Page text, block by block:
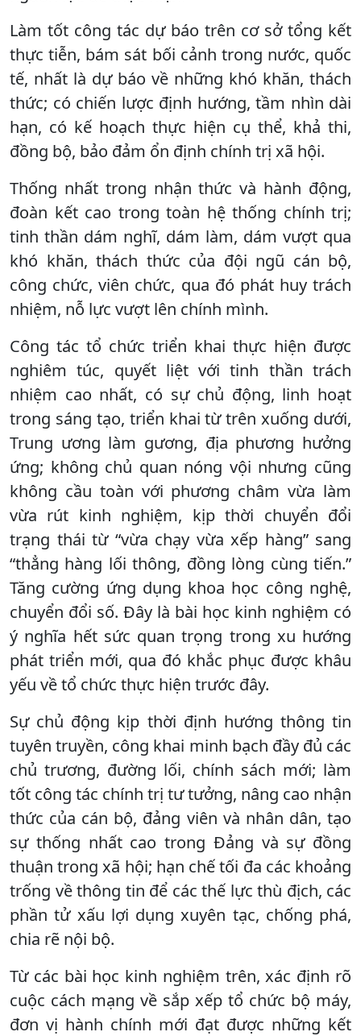
Làm tốt công tác dự báo trên cơ sở tổng kết
thực tiễn, bám sát bối cảnh trong nước, quốc
tế, nhất là dự báo về những khó khăn, thách
thức; có chiến lược định hướng, tầm nhìn dài
hạn, có kế hoạch thực hiện cụ thể, khả thi,
đồng bộ, bảo đảm ổn định chính trị xã hội.
Thống nhất trong nhận thức và hành động,
đoàn kết cao trong toàn hệ thống chính trị;
tinh thần dám nghĩ, dám làm, dám vượt qua
khó khăn, thách thức của đội ngũ cán bộ,
công chức, viên chức, qua đó phát huy trách
nhiệm, nỗ lực vượt lên chính mình.
Công tác tổ chức triển khai thực hiện được
nghiêm túc, quyết liệt với tinh thần trách
nhiệm cao nhất, có sự chủ động, linh hoạt
trong sáng tạo, triển khai từ trên xuống dưới,
Trung ương làm gương, địa phương hưởng
ứng; không chủ quan nóng vội nhưng cũng
không cầu toàn với phương châm vừa làm
vừa rút kinh nghiệm, kịp thời chuyển đổi
trạng thái từ “vừa chạy vừa xếp hàng” sang
“thẳng hàng lối thông, đồng lòng cùng tiến.”
Tăng cường ứng dụng khoa học công nghệ,
chuyển đổi số. Đây là bài học kinh nghiệm có
ý nghĩa hết sức quan trọng trong xu hướng
phát triển mới, qua đó khắc phục được khâu
yếu về tổ chức thực hiện trước đây.
Sự chủ động kịp thời định hướng thông tin
tuyên truyền, công khai minh bạch đầy đủ các
chủ trương, đường lối, chính sách mới; làm
tốt công tác chính trị tư tưởng, nâng cao nhận
thức của cán bộ, đảng viên và nhân dân, tạo
sự thống nhất cao trong Đảng và sự đồng
thuận trong xã hội; hạn chế tối đa các khoảng
trống về thông tin để các thế lực thù địch, các
phần tử xấu lợi dụng xuyên tạc, chống phá,
chia rẽ nội bộ.
Từ các bài học kinh nghiệm trên, xác định rõ
cuộc cách mạng về sắp xếp tổ chức bộ máy,
đơn vị hành chính mới đạt được những kết